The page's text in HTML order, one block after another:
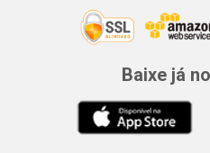
Baixe já